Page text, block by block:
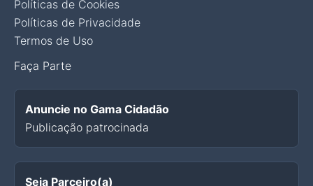
Políticas de Cookies
Políticas de Privacidade
Termos de Uso
Faça Parte
Anuncie no Gama Cidadão
Publicação patrocinada
Seja Parceiro(a)